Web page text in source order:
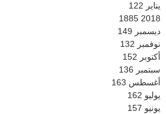
يناير 122
2018
1885
ديسمبر 149
نوفمبر 132
أكتوبر 152
سبتمبر 136
أغسطس 163
يوليو 162
يونيو 157